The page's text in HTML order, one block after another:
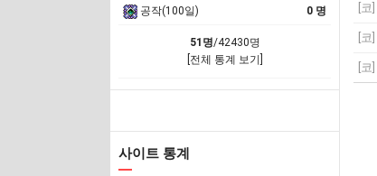
공작(100일) 0 명
51명/42430명
[전체 통계 보기]
사이트 통계
[코]
[코]
[코]